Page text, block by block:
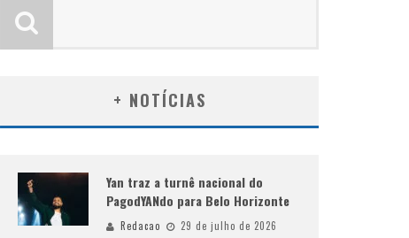
+ NOTÍCIAS
Yan traz a turnê nacional do
PagodYANdo para Belo Horizonte
Redacao 29 de julho de 2026